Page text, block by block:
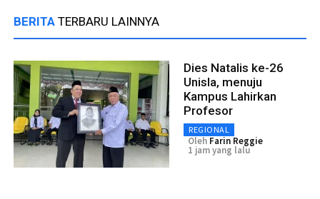
BERITA TERBARU LAINNYA
Dies Natalis ke-26
Unisla, menuju
Kampus Lahirkan
Profesor
REGIONAL
Oleh Farin Reggie
1 jam yang lalu